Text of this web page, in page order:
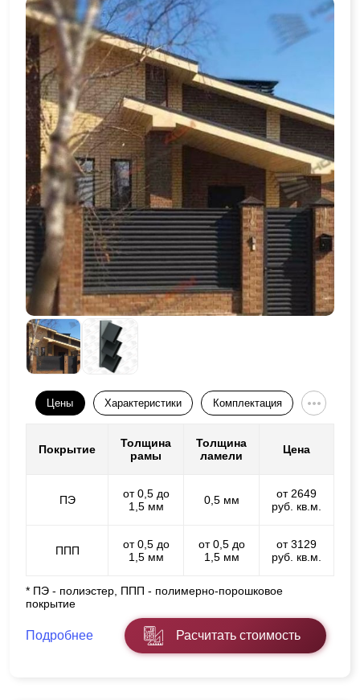
Цены Характеристики Комплектация
Покрытие
Толщина
рамы
Толщина
ламели
Цена
ПЭ
от 0,5 до
1,5 мм
0,5 мм
от 2649
руб. кв.м.
ППП
от 0,5 до
1,5 мм
от 0,5 до
1,5 мм
от 3129
руб. кв.м.
* ПЭ - полиэстер, ППП - полимерно-порошковое
покрытие
Подробнее Расчитать стоимость